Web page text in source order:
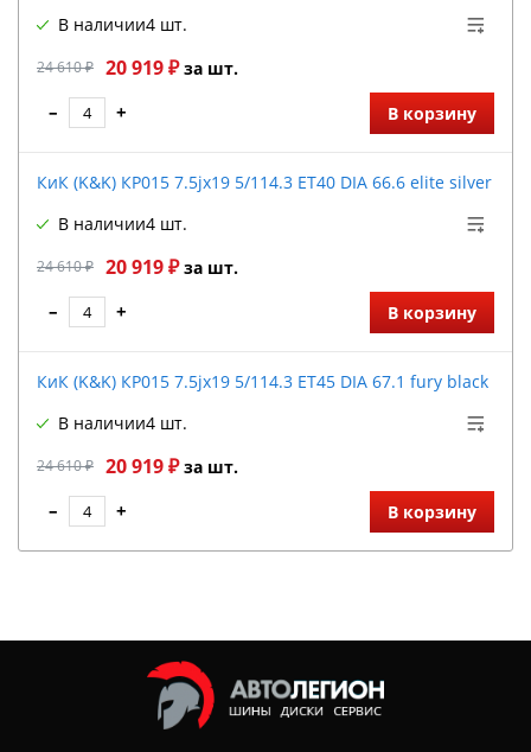
24 610 ₽ 20 919 ₽за шт.
В наличии4 шт.
– + В корзину
КиК (K&K) КР015 7.5jx19 5/114.3 ET40 DIA 66.6 elite silver
24 610 ₽ 20 919 ₽за шт.
В наличии4 шт.
– + В корзину
КиК (K&K) КР015 7.5jx19 5/114.3 ET45 DIA 67.1 fury black
24 610 ₽ 20 919 ₽за шт.
В наличии4 шт.
– + В корзину